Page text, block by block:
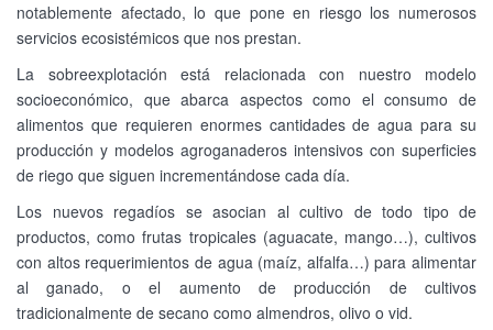
notablemente afectado, lo que pone en riesgo los numerosos
servicios ecosistémicos que nos prestan.
La sobreexplotación está relacionada con nuestro modelo
socioeconómico, que abarca aspectos como el consumo de
alimentos que requieren enormes cantidades de agua para su
producción y modelos agroganaderos intensivos con superficies
de riego que siguen incrementándose cada día.
Los nuevos regadíos se asocian al cultivo de todo tipo de
productos, como frutas tropicales (aguacate, mango…), cultivos
con altos requerimientos de agua (maíz, alfalfa…) para alimentar
al ganado, o el aumento de producción de cultivos
tradicionalmente de secano como almendros, olivo o vid.